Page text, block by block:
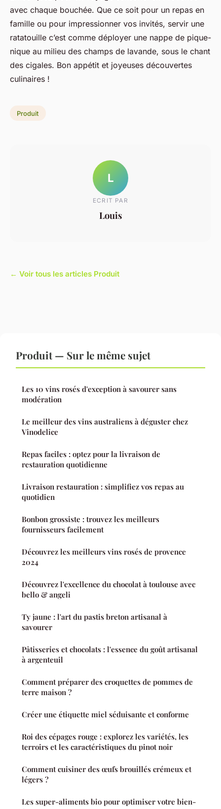
avec chaque bouchée. Que ce soit pour un repas en
famille ou pour impressionner vos invités, servir une
ratatouille c’est comme déployer une nappe de pique-
nique au milieu des champs de lavande, sous le chant
des cigales. Bon appétit et joyeuses découvertes
culinaires !
Produit
L
ECRIT PAR
Louis
← Voir tous les articles Produit
Produit — Sur le même sujet
Les 10 vins rosés d'exception à savourer sans
modération
Le meilleur des vins australiens à déguster chez
Vinodelice
Repas faciles : optez pour la livraison de
restauration quotidienne
Livraison restauration : simplifiez vos repas au
quotidien
Bonbon grossiste : trouvez les meilleurs
fournisseurs facilement
Découvrez les meilleurs vins rosés de provence
2024
Découvrez l'excellence du chocolat à toulouse avec
bello & angeli
Ty jaune : l'art du pastis breton artisanal à
savourer
Pâtisseries et chocolats : l'essence du goût artisanal
à argenteuil
Comment préparer des croquettes de pommes de
terre maison ?
Créer une étiquette miel séduisante et conforme
Roi des cépages rouge : explorez les variétés, les
terroirs et les caractéristiques du pinot noir
Comment cuisiner des œufs brouillés crémeux et
légers ?
Les super-aliments bio pour optimiser votre bien-